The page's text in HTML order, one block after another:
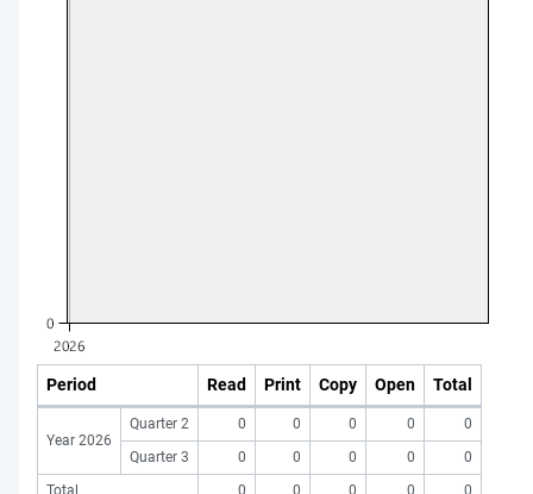
Period Read Print Copy Open Total
Year 2026
Quarter 2 0 0 0 0
0
Quarter 3
0 0 0 0
0
Total
0 0 0 0 0